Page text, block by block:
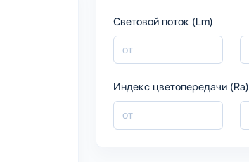
Световой поток (Lm)
Индекс цветопередачи (Ra)